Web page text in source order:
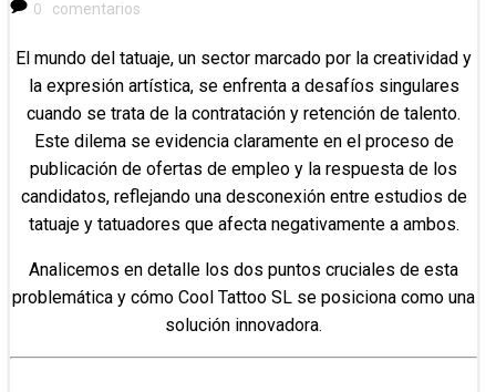
0
comentarios
El mundo del tatuaje, un sector marcado por la creatividad y
la expresión artística, se enfrenta a desafíos singulares
cuando se trata de la contratación y retención de talento.
Este dilema se evidencia claramente en el proceso de
publicación de ofertas de empleo y la respuesta de los
candidatos, reflejando una desconexión entre estudios de
tatuaje y tatuadores que afecta negativamente a ambos.
Analicemos en detalle los dos puntos cruciales de esta
problemática y cómo Cool Tattoo SL se posiciona como una
solución innovadora.